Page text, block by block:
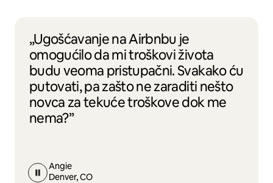
„Ugošćavanje na Airbnbu je
omogućilo da mi troškovi života
budu veoma pristupačni. Svakako ću
putovati, pa zašto ne zaraditi nešto
novca za tekuće troškove dok me
nema?”
Angie
Denver, CO